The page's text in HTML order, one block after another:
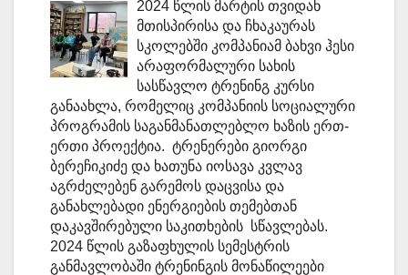
2024 წლის მარტის თვიდან
მთისპირისა და ჩხაკაურას
სკოლებში კომპანიამ ბახვი ჰესი
არაფორმალური სახის
სასწავლო ტრენინგ კურსი
განაახლა, რომელიც კომპანიის სოციალური
პროგრამის საგანმანათლებლო ხაზის ერთ-
ერთი პროექტია. ტრენერები გიორგი
ბერეჩიკიძე და ხათუნა იოსავა კვლავ
აგრძელებენ გარემოს დაცვისა და
განახლებადი ენერგიების თემებთან
დაკავშირებული საკითხების სწავლებას.
2024 წლის გაზაფხულის სემესტრის
განმავლობაში ტრენინგის მონაწილეები